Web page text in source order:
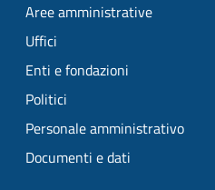
Aree amministrative
Uffici
Enti e fondazioni
Politici
Personale amministrativo
Documenti e dati